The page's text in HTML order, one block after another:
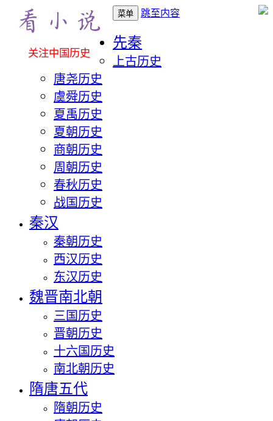
关注中国历史
菜单 跳至内容
先秦
上古历史
唐尧历史
虞舜历史
夏禹历史
夏朝历史
商朝历史
周朝历史
春秋历史
战国历史
秦汉
秦朝历史
西汉历史
东汉历史
魏晋南北朝
三国历史
晋朝历史
十六国历史
南北朝历史
隋唐五代
隋朝历史